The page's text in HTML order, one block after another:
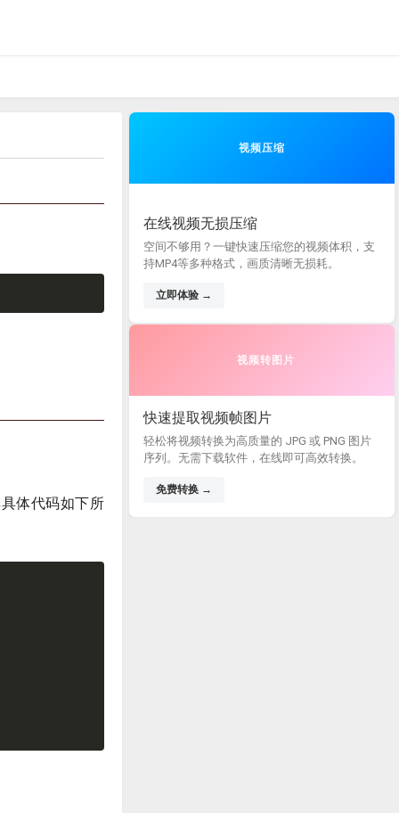
体代码如下所
视频压缩
在线视频无损压缩
空间不够用？一键快速压缩您的视频体积，支
持MP4等多种格式，画质清晰无损耗。
立即体验 →
视频转图片
快速提取视频帧图片
轻松将视频转换为高质量的 JPG 或 PNG 图片
序列。无需下载软件，在线即可高效转换。
免费转换 →